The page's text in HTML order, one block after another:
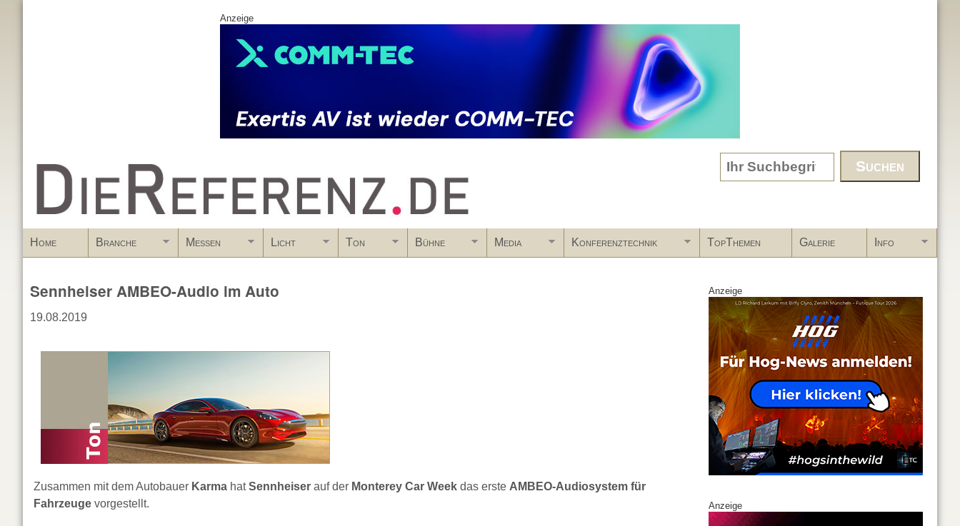
Anzeige
www.DieReferenz.de Search form
Home Branche Messen Licht Ton Bühne Media Konferenztechnik TopThemen Galerie Info
Sennheiser AMBEO-Audio im Auto
19.08.2019
Zusammen mit dem Autobauer Karma hatSennheiser auf der Monterey Car Week das erste AMBEO-Audiosystem für
Fahrzeuge vorgestellt.
Anzeige
Anzeige